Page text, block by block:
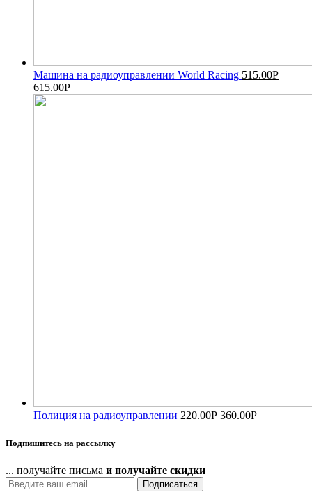
Машина на радиоуправлении World Racing 515.00Р
615.00Р
Полиция на радиоуправлении 220.00Р 360.00Р
Подпишитесь на рассылку
... получайте письма и получайте скидки
Подписаться